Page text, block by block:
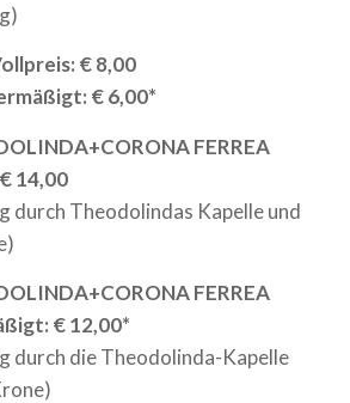
€ 8,00
€ 6,00*
FERREA
14,00
durch Theodolindas Kapelle und
FERREA
€ 12,00*
durch die Theodolinda-Kapelle